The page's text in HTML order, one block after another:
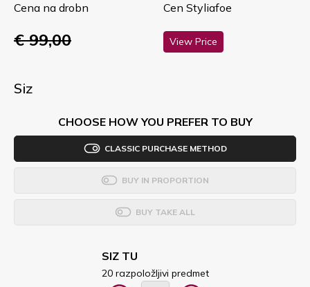
Cena na drobn
€ 99,00
Cen Styliafoe
View Price
Siz
CHOOSE HOW YOU PREFER TO BUY
CLASSIC PURCHASE METHOD
BUY IN PROPORTION
BUY TAKE ALL
SIZ TU
20 razpoložljivi predmet